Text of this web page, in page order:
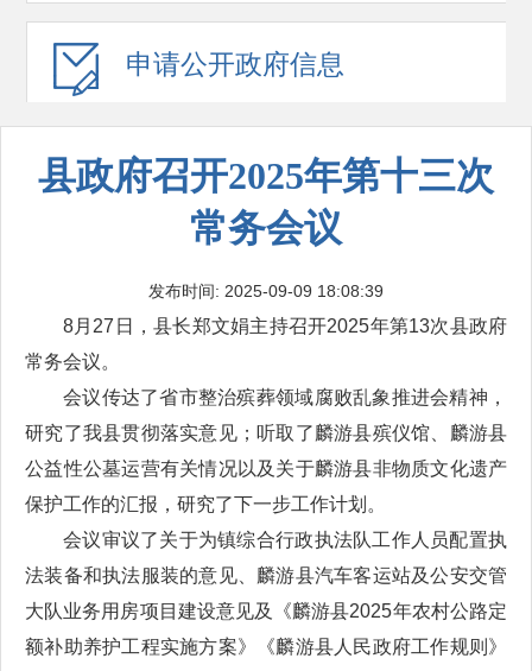
申请公开政府信息
县政府召开2025年第十三次
常务会议
发布时间: 2025-09-09 18:08:39
8月27日，县长郑文娟主持召开2025年第13次县政府
常务会议。
会议传达了省市整治殡葬领域腐败乱象推进会精神，
研究了我县贯彻落实意见；听取了麟游县殡仪馆、麟游县
公益性公墓运营有关情况以及关于麟游县非物质文化遗产
保护工作的汇报，研究了下一步工作计划。
会议审议了关于为镇综合行政执法队工作人员配置执
法装备和执法服装的意见、麟游县汽车客运站及公安交管
大队业务用房项目建设意见及《麟游县2025年农村公路定
额补助养护工程实施方案》《麟游县人民政府工作规则》